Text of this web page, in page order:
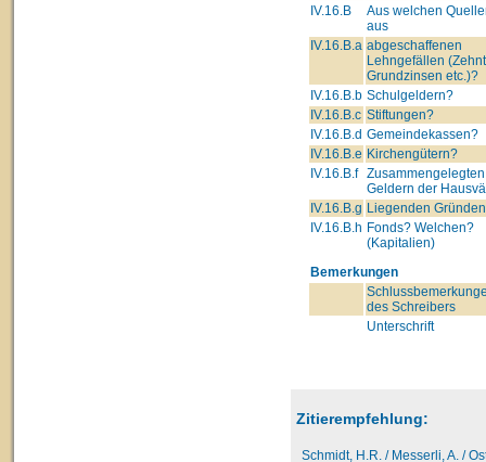
IV.16.B
Aus welchen
aus
IV.16.B.a abgeschaffenen
Lehngefällen
Grundzinsen etc.)?
IV.16.B.b Schulgeldern?
IV.16.B.c Stiftungen?
IV.16.B.d Gemeindekassen?
IV.16.B.e Kirchengütern?
IV.16.B.f Zusammengelegten
Geldern der
IV.16.B.g Liegenden
IV.16.B.h Fonds? Welchen?
(Kapitalien)
Bemerkungen
des Schreibers
Unterschrift
Zitierempfehlung:
Schmidt, H.R. / Messerli, A. /